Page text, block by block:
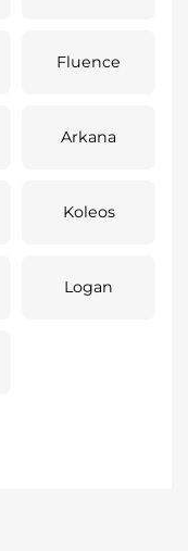
Fluence
Arkana
Koleos
Logan